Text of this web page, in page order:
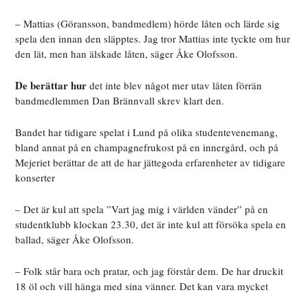
– Mattias (Göransson, bandmedlem) hörde låten och lärde sig
spela den innan den släpptes. Jag tror Mattias inte tyckte om hur
den lät, men han älskade låten, säger Åke Olofsson.
De berättar hur det inte blev något mer utav låten förrän
bandmedlemmen Dan Brännvall skrev klart den.
Bandet har tidigare spelat i Lund på olika studentevenemang,
bland annat på en champagnefrukost på en innergård, och på
Mejeriet berättar de att de har jättegoda erfarenheter av tidigare
konserter
– Det är kul att spela ”Vart jag mig i världen vänder” på en
studentklubb klockan 23.30, det är inte kul att försöka spela en
ballad, säger Åke Olofsson.
– Folk står bara och pratar, och jag förstår dem. De har druckit
18 öl och vill hänga med sina vänner. Det kan vara mycket